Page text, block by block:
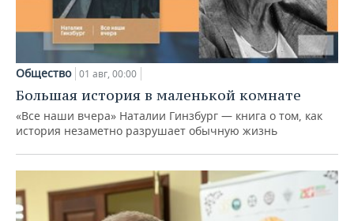
Общество 01 авг, 00:00
Большая история в маленькой комнате
«Все наши вчера» Наталии Гинзбург — книга о том, как
история незаметно разрушает обычную жизнь